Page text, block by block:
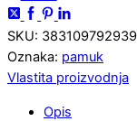
SKU:
Oznaka: pamuk
Vlastita proizvodnja
Opis